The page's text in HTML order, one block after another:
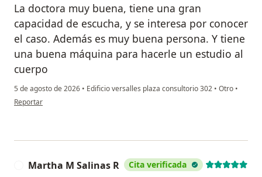
La doctora muy buena, tiene una gran
capacidad de escucha, y se interesa por conocer
el caso. Además es muy buena persona. Y tiene
una buena máquina para hacerle un estudio al
cuerpo
5 de agosto de 2026 • Edificio versalles plaza consultorio 302 • Otro •
en opinión del usuario Andrés valderrama
Reportar
Martha M Salinas R Cita verificada